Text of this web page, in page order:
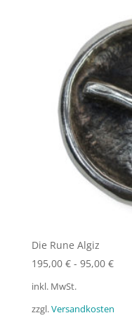
Die Rune Algiz
195,00 €- 95,00 €
inkl. MwSt.
zzgl.Versandkosten